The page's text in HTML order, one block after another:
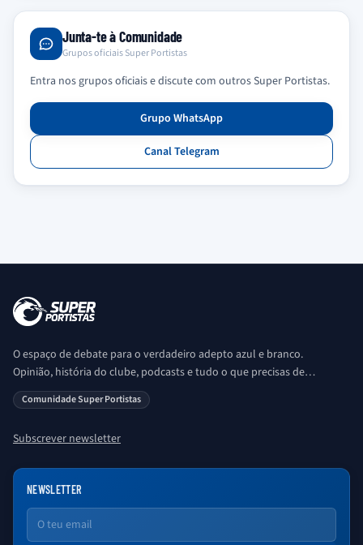
Junta-te à Comunidade
Grupos oficiais Super Portistas
Entra nos grupos oficiais e discute com outros Super Portistas.
Grupo WhatsApp
Canal Telegram
O espaço de debate para o verdadeiro adepto azul e branco.
Opinião, história do clube, podcasts e tudo o que precisas de
saber sobre o universo Porto. Ser Porto é aqui!
Comunidade Super Portistas
Subscrever newsletter
NEWSLETTER
Email